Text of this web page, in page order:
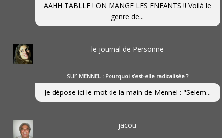
AAHH TABLLE ! ON MANGE LES ENFANTS !! Voilà le
genre de...
le journal de Personne
sur MENNEL : Pourquoi s’est-elle radicalisée ?
Je dépose ici le mot de la main de Mennel : "Selem...
jacou